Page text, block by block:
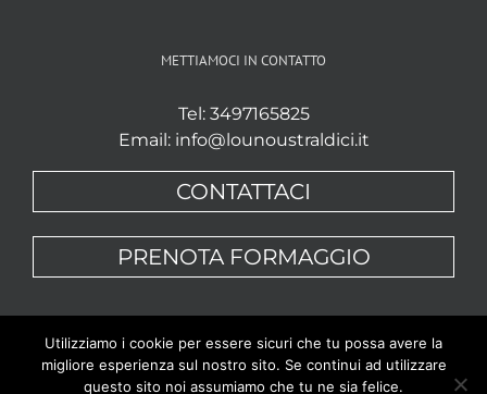
METTIAMOCI IN CONTATTO
Tel: 3497165825
Email: info@lounoustraldici.it
CONTATTACI
PRENOTA FORMAGGIO
Utilizziamo i cookie per essere sicuri che tu possa avere la
migliore esperienza sul nostro sito. Se continui ad utilizzare
questo sito noi assumiamo che tu ne sia felice.